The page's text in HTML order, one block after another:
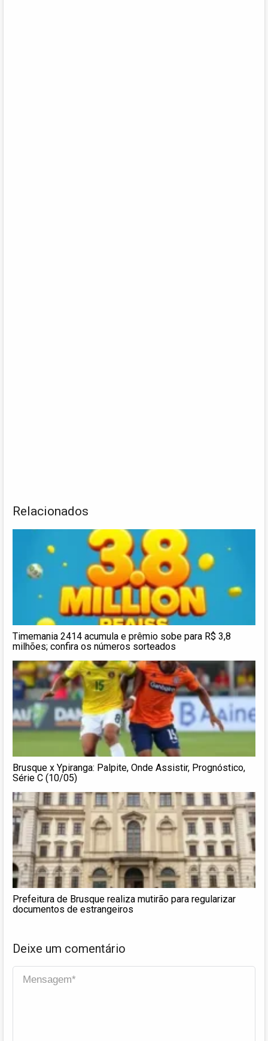
Relacionados
Timemania 2414 acumula e prêmio sobe para R$ 3,8
milhões; confira os números sorteados
Brusque x Ypiranga: Palpite, Onde Assistir, Prognóstico,
Série C (10/05)
Prefeitura de Brusque realiza mutirão para regularizar
documentos de estrangeiros
Deixe um comentário